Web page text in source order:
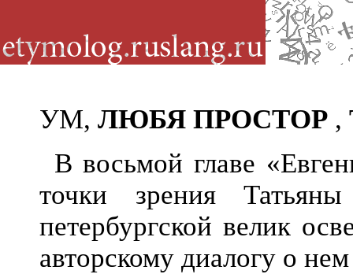
УМ, ЛЮБЯ ПРОСТОР ,
В восьмой главе
точки зрения
петербургской велик
авторскому диалогу о